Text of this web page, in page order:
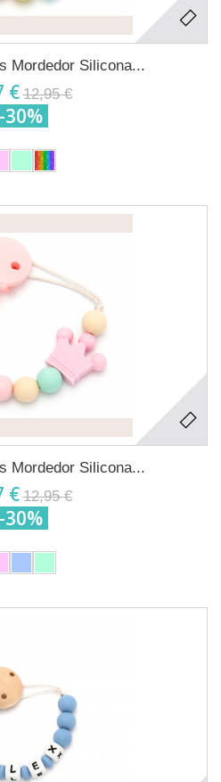
Mordedor Silicona...
€ 12,95 €
-30%
Mordedor Silicona...
€ 12,95 €
-30%